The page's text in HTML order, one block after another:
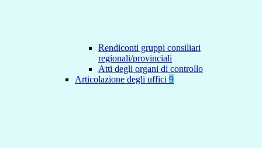
Rendiconti gruppi consiliari
regionali/provinciali
Atti degli organi di controllo
Articolazione degli uffici 9